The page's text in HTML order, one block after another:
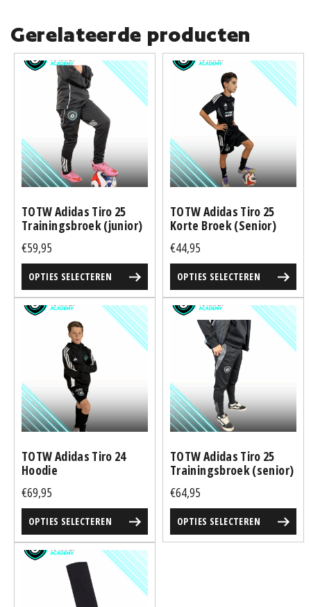
Gerelateerde producten
TOTW Adidas Tiro 25
Trainingsbroek (junior)
€59,95
OPTIES SELECTEREN
Dit
meerdere
variaties.
Deze
optie
kan
worden
op
de
productpagina
TOTW Adidas Tiro 25
Korte Broek (Senior)
€44,95
OPTIES SELECTEREN
Dit
meerdere
variaties.
Deze
optie
kan
worden
op
de
productpagina
TOTW Adidas Tiro 24
Hoodie
€69,95
OPTIES SELECTEREN
Dit
variaties.
Deze
optie
kan
worden
op
de
productpagina
TOTW Adidas Tiro 25
Trainingsbroek (senior)
€64,95
OPTIES SELECTEREN
Dit
product
variaties.
Deze
optie
kan
worden
op
de
productpagina
Dit